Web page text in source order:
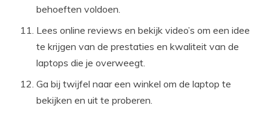
behoeften voldoen.
Lees online reviews en bekijk video’s om een idee
te krijgen van de prestaties en kwaliteit van de
laptops die je overweegt.
Ga bij twijfel naar een winkel om de laptop te
bekijken en uit te proberen.